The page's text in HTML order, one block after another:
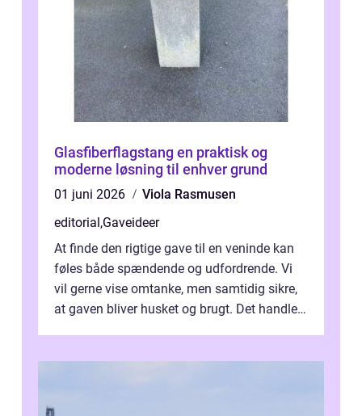
Glasfiberflagstang en praktisk og
moderne løsning til enhver grund
01 juni 2026
Viola Rasmusen
editorial ,Gaveideer
At finde den rigtige gave til en veninde kan
føles både spændende og udfordrende. Vi
vil gerne vise omtanke, men samtidig sikre,
at gaven bliver husket og brugt. Det handler